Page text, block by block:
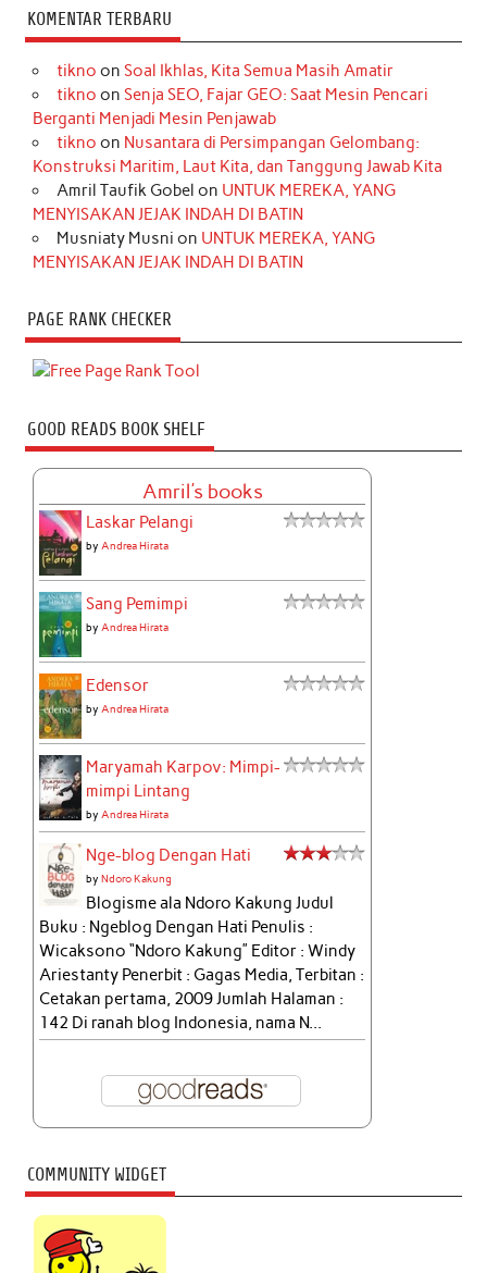
KOMENTAR TERBARU
tikno on Soal Ikhlas, Kita Semua Masih Amatir
tikno on Senja SEO, Fajar GEO: Saat Mesin Pencari
Berganti Menjadi Mesin Penjawab
tikno on Nusantara di Persimpangan Gelombang:
Konstruksi Maritim, Laut Kita, dan Tanggung Jawab Kita
Amril Taufik Gobel on UNTUK MEREKA, YANG
MENYISAKAN JEJAK INDAH DI BATIN
Musniaty Musni on UNTUK MEREKA, YANG
MENYISAKAN JEJAK INDAH DI BATIN
PAGE RANK CHECKER
GOOD READS BOOK SHELF
Amril's books
Laskar Pelangi
byAndrea Hirata
Sang Pemimpi
byAndrea Hirata
Edensor
byAndrea Hirata
Maryamah Karpov: Mimpi-
mimpi Lintang
byAndrea Hirata
Nge-blog Dengan Hati
byNdoro Kakung
Blogisme ala Ndoro Kakung Judul
Buku : Ngeblog Dengan Hati Penulis :
Wicaksono “Ndoro Kakung” Editor : Windy
Ariestanty Penerbit : Gagas Media, Terbitan :
Cetakan pertama, 2009 Jumlah Halaman :
142 Di ranah blog Indonesia, nama N...
COMMUNITY WIDGET